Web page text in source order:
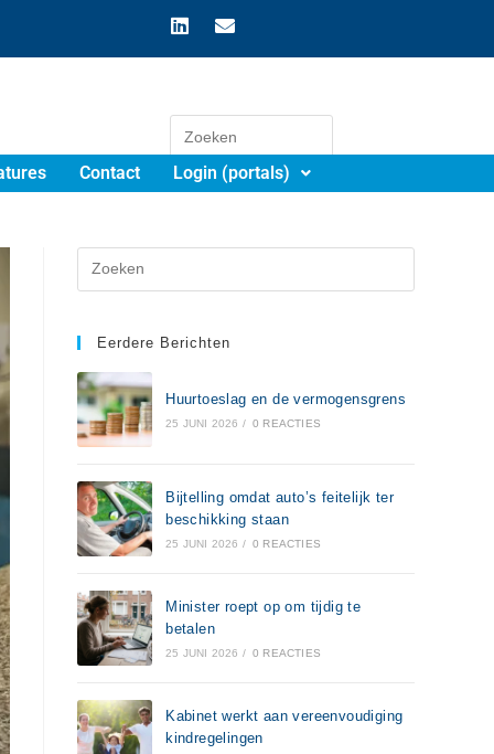
Contact Login (portals)
Eerdere Berichten
Huurtoeslag en de vermogensgrens
25 JUNI 2026 / 0 REACTIES
Bijtelling omdat auto’s feitelijk ter
beschikking staan
25 JUNI 2026 / 0 REACTIES
Minister roept op om tijdig te
betalen
25 JUNI 2026 / 0 REACTIES
Kabinet werkt aan vereenvoudiging
kindregelingen